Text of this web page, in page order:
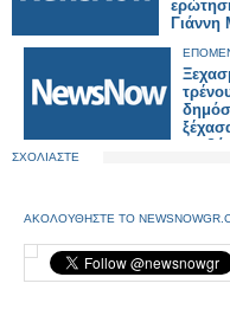
Γιάννη
ΣΧΟΛΙΑΣΤΕ
ΑΚΟΛΟΥΘΗΣΤΕ ΤΟ